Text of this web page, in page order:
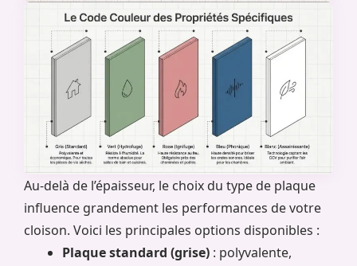
Au-delà de l’épaisseur, le choix du type de plaque
influence grandement les performances de votre
cloison. Voici les principales options disponibles :
Plaque standard (grise) : polyvalente,